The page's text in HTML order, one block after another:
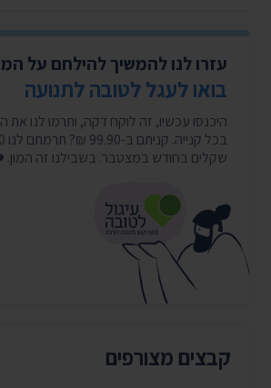
עזרו לנו להמשיך להילחם על
בואו לעגל לטובה לתנועה
היכנסו עכשיו, זה לוקח דקה, ותרמו לנו את
שקלים בחודש במצטבר. בשבילנו זה
קבצים מצורפים